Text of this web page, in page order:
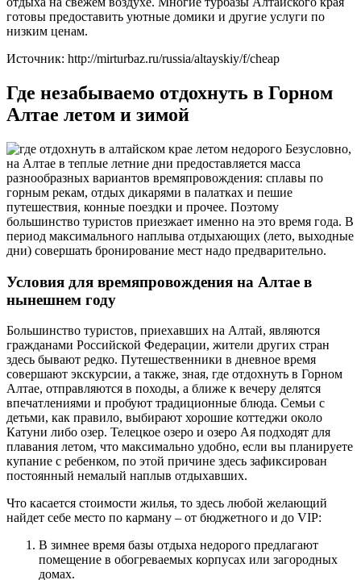
готовы предоставить уютные домики и другие услуги по
низким ценам.
Источник: http://mirturbaz.ru/russia/altayskiy/f/cheap
Где незабываемо отдохнуть в Горном
Алтае летом и зимой
Безусловно,
на Алтае в теплые летние дни предоставляется масса
разнообразных вариантов времяпровождения: сплавы по
горным рекам, отдых дикарями в палатках и пешие
путешествия, конные поездки и прочее. Поэтому
большинство туристов приезжает именно на это время года. В
период максимального наплыва отдыхающих (лето, выходные
дни) совершать бронирование мест надо предварительно.
Условия для времяпровождения на Алтае в
нынешнем году
Большинство туристов, приехавших на Алтай, являются
гражданами Российской Федерации, жители других стран
здесь бывают редко. Путешественники в дневное время
совершают экскурсии, а также, зная, где отдохнуть в Горном
Алтае, отправляются в походы, а ближе к вечеру делятся
впечатлениями и пробуют традиционные блюда. Семьи с
детьми, как правило, выбирают хорошие коттеджи около
Катуни либо озер. Телецкое озеро и озеро Ая подходят для
плавания летом, что максимально удобно, если вы планируете
купание с ребенком, по этой причине здесь зафиксирован
постоянный немалый наплыв отдыхавших.
Что касается стоимости жилья, то здесь любой желающий
найдет себе место по карману – от бюджетного и до VIP:
В зимнее время базы отдыха недорого предлагают
помещение в обогреваемых корпусах или загородных
домах.